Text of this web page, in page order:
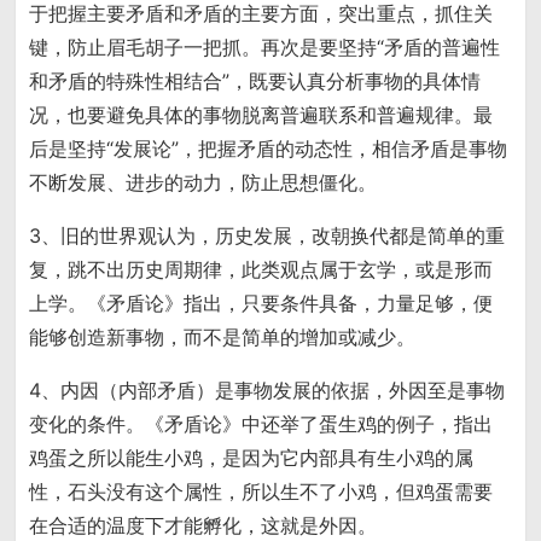
于把握主要矛盾和矛盾的主要方面，突出重点，抓住关
键，防止眉毛胡子一把抓。再次是要坚持“矛盾的普遍性
和矛盾的特殊性相结合”，既要认真分析事物的具体情
况，也要避免具体的事物脱离普遍联系和普遍规律。最
后是坚持“发展论”，把握矛盾的动态性，相信矛盾是事物
不断发展、进步的动力，防止思想僵化。
3、旧的世界观认为，历史发展，改朝换代都是简单的重
复，跳不出历史周期律，此类观点属于玄学，或是形而
上学。《矛盾论》指出，只要条件具备，力量足够，便
能够创造新事物，而不是简单的增加或减少。
4、内因（内部矛盾）是事物发展的依据，外因至是事物
变化的条件。《矛盾论》中还举了蛋生鸡的例子，指出
鸡蛋之所以能生小鸡，是因为它内部具有生小鸡的属
性，石头没有这个属性，所以生不了小鸡，但鸡蛋需要
在合适的温度下才能孵化，这就是外因。